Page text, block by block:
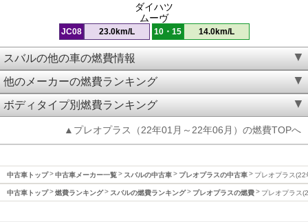
ダイハツ
ムーヴ
JC08 23.0km/L 10・15 14.0km/L
スバルの他の車の燃費情報
他のメーカーの燃費ランキング
ボディタイプ別燃費ランキング
▲プレオプラス（22年01月～22年06月）の燃費TOPへ
中古車トップ 中古車メーカー一覧 スバルの中古車 プレオプラスの中古車 プレオプラス
中古車トップ 燃費ランキング スバルの燃費ランキング プレオプラスの燃費 プレオプラス